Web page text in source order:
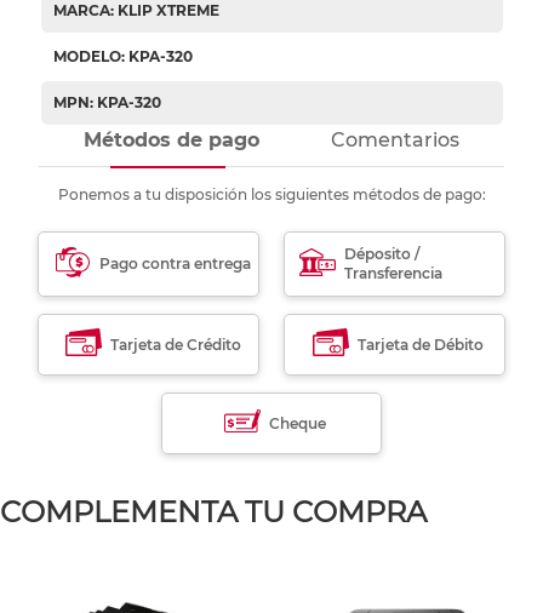
MARCA: KLIP XTREME
MODELO: KPA-320
MPN: KPA-320
Métodos de pago Comentarios
Ponemos a tu disposición los siguientes métodos de pago:
Pago contra entrega
Déposito /
Transferencia
Tarjeta de Crédito Tarjeta de Débito
Cheque
COMPLEMENTA TU COMPRA